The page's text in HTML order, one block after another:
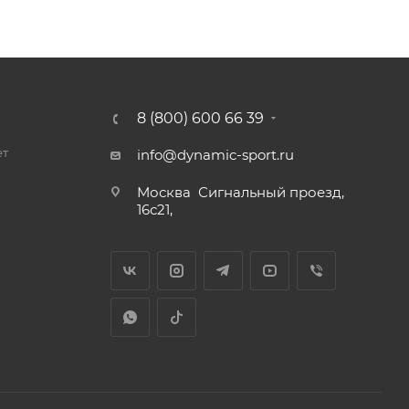
8 (800) 600 66 39
info@dynamic-sport.ru
Москва Сигнальный проезд,
16с21,